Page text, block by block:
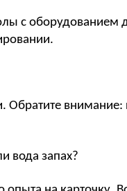
с оборудованием
внимание:
вода запах?